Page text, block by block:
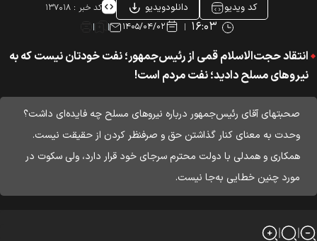
کد ویدیو دانلودویدیو کد خبر : ۱۳۷۰۱۸
۱۶:۰۳ ۱۴۰۵/۰۴/۰۲
انتقاد حجت‌الاسلام قمی از رئیس‌جمهور؛ نفت خودتان نیست که به
نیروهای مسلح دادید؛ نفت مردم است!
صحبتهای آقای رئیس‌جمهور درباره نیروهای مسلح چه فایده‌ای داشت؟
وحدت به معنای کنار گذاشتن حق و صرفنظر کردن از حقیقت نیست.
همکاری و همدلی با دولت محترم سرجای خود قرار دارد، ولی سکوت در
مورد چنین خطایی به‌جا نیست.